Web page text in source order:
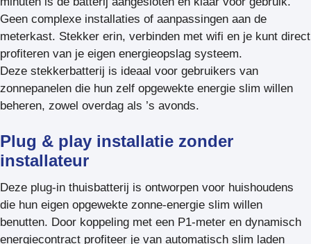
Geen complexe installaties of aanpassingen aan de
meterkast. Stekker erin, verbinden met wifi en je kunt direct
profiteren van je eigen energieopslag systeem.
Deze stekkerbatterij is ideaal voor gebruikers van
zonnepanelen die hun zelf opgewekte energie slim willen
beheren, zowel overdag als ’s avonds.
Plug & play installatie zonder
installateur
Deze plug-in thuisbatterij is ontworpen voor huishoudens
die hun eigen opgewekte zonne-energie slim willen
benutten. Door koppeling met een P1-meter en dynamisch
energiecontract profiteer je van automatisch slim laden